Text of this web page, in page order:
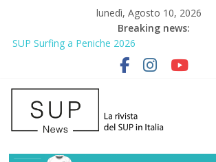
lunedì, Agosto 10, 2026
Breaking news:
SUP Surfing a Peniche 2026
AirSUP a Gallico: prima storica gara per
Gallico Paddle Fest 2026: sul lungomare di
del SUP
Porto Selvaggio, a lezione di soccorso con la
prevenzione
2° Urban Sup Trophy: la regata solidale per lo